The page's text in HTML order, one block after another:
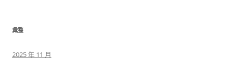
彙整
2025 年 11 月